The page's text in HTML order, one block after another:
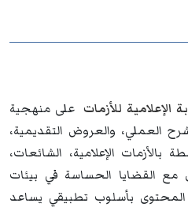
الإعلامية للأزماتعلى منهجية
العملي، والعروض التقديمية،
بالأزمات الإعلامية، الشائعات،
مع القضايا الحساسة في بيئات
بأسلوب تطبيقي يساعد